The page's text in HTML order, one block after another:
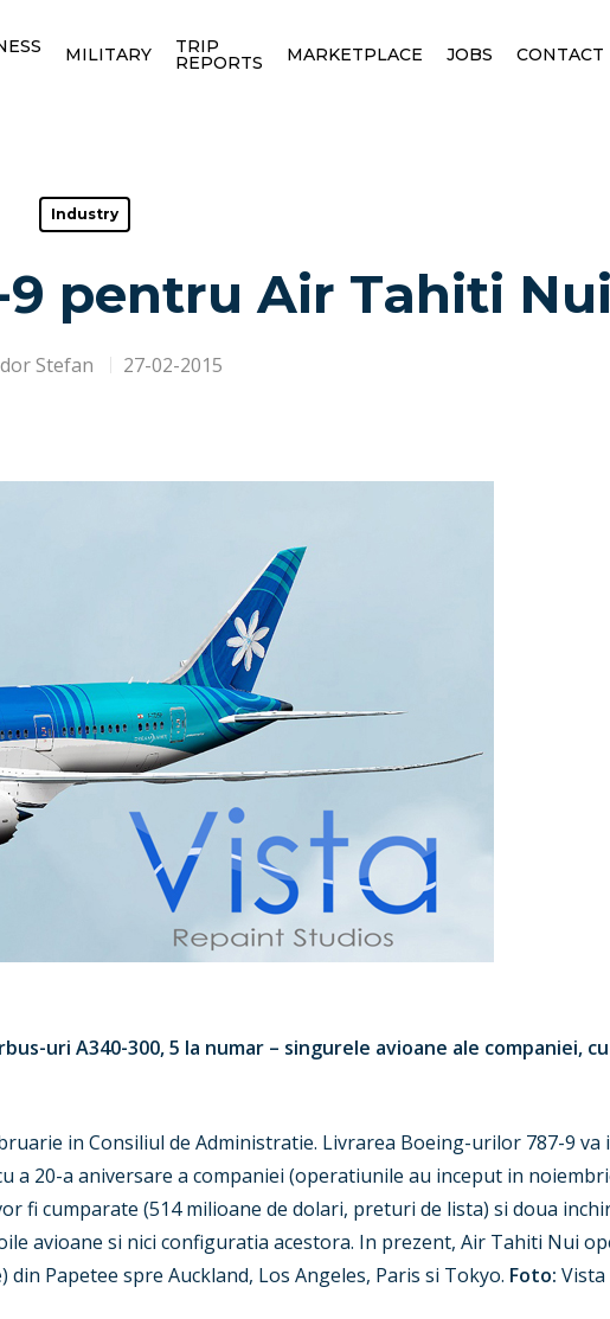
MILITARY TRIP
REPORTS MARKETPLACE JOBS CONTACT
Industry
pentru Air Tahiti Nui
Stefan 27-02-2015
uri A340-300, 5 la numar – singurele avioane ale companiei,
in Consiliul de Administratie. Livrarea Boeing-urilor 787-9 va
a 20-a aniversare a companiei (operatiunile au inceput in
fi cumparate (514 milioane de dolari, preturi de lista) si doua
avioane si nici configuratia acestora. In prezent, Air Tahiti Nui
Papetee spre Auckland, Los Angeles, Paris si Tokyo. Foto: Vista